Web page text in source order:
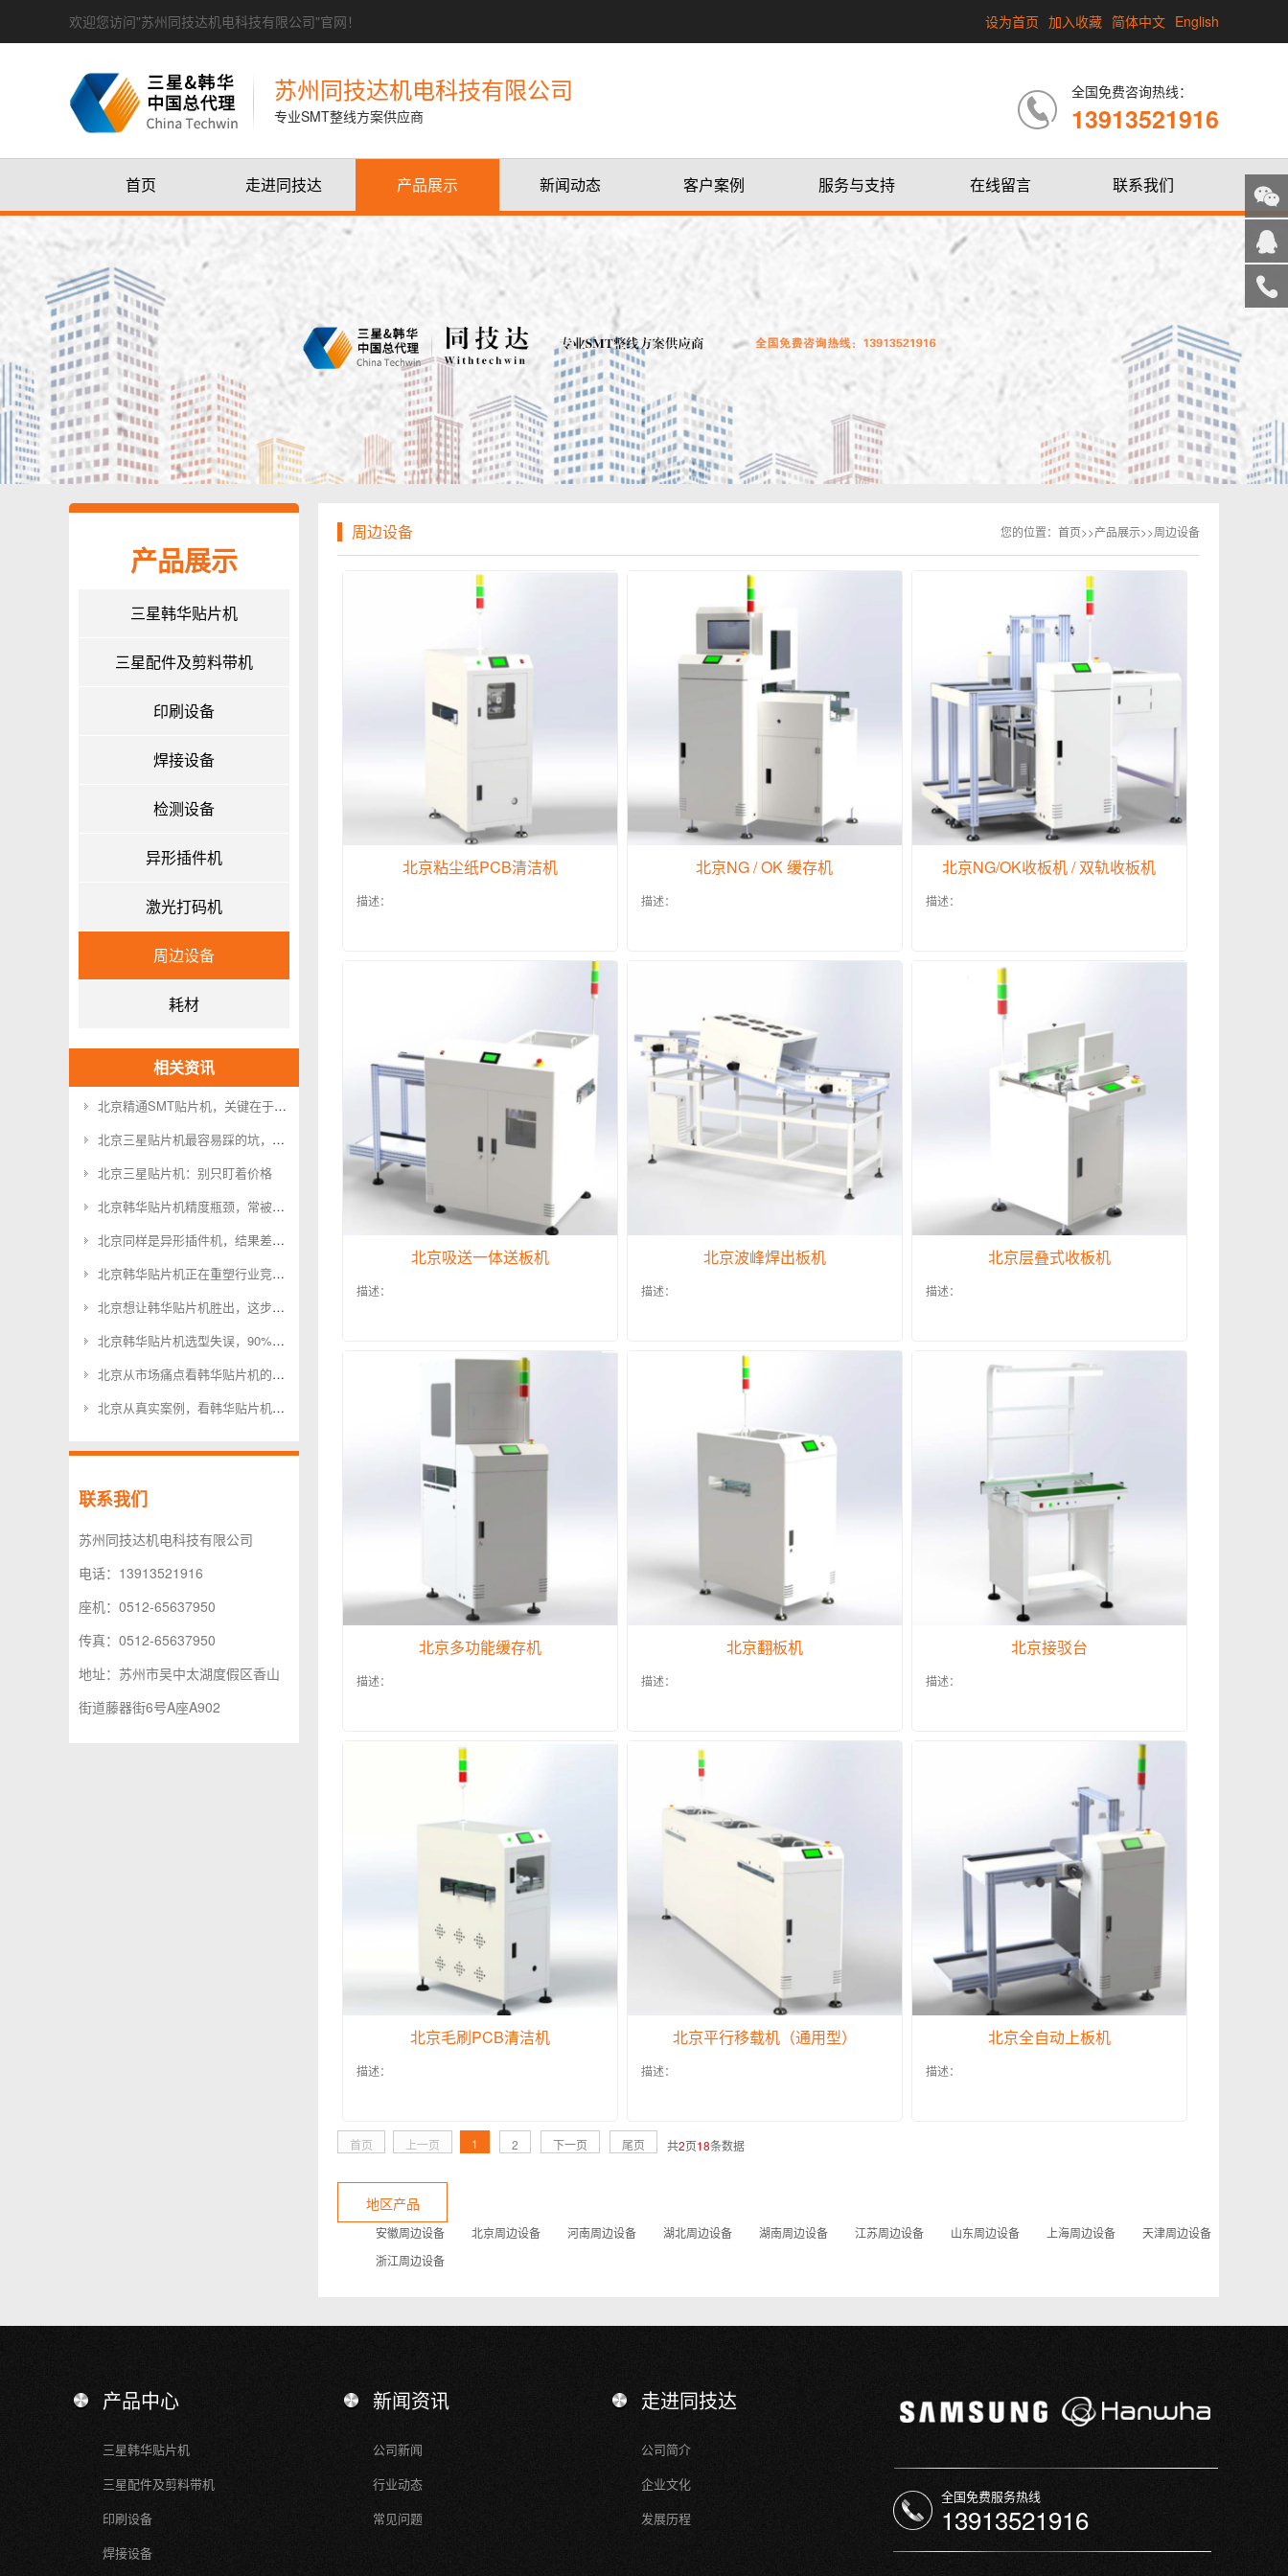
欢迎您访问"苏州同技达机电科技有限公司"官网！ 设为首页 加入收藏 简体中文 English
苏州同技达机电科技有限公司
专业SMT整线方案供应商
全国免费咨询热线：
13913521916
首页 走进同技达 产品展示 新闻动态 客户案例 服务与支持 在线留言 联系我们
产品展示
三星韩华贴片机
三星配件及剪料带机
印刷设备
焊接设备
检测设备
异形插件机
激光打码机
周边设备
耗材
相关资讯
北京精通SMT贴片机，关键在于理解这层逻辑
北京三星贴片机最容易踩的坑，你遇到过吗？
北京三星贴片机：别只盯着价格
北京韩华贴片机精度瓶颈，常被忽略的3个关键参数
北京同样是异形插件机，结果差这么多，问题在哪？
北京韩华贴片机正在重塑行业竞争格局
北京想让韩华贴片机胜出，这步棋不能少
北京韩华贴片机选型失误，90%的企业都忽略了这几点
北京从市场痛点看韩华贴片机的未来方向
北京从真实案例，看韩华贴片机的深层逻辑
联系我们
苏州同技达机电科技有限公司
电话：13913521916
座机：0512-65637950
传真：0512-65637950
地址：苏州市吴中太湖度假区香山
街道藤器街6号A座A902
周边设备 您的位置： 首页>>产品展示>>周边设备
北京粘尘纸PCB清洁机
描述：
北京NG / OK 缓存机
描述：
北京NG/OK收板机 / 双轨收板机
描述：
北京吸送一体送板机
描述：
北京波峰焊出板机
描述：
北京​层叠式收板机
描述：
北京多功能缓存机
描述：
北京翻板机
描述：
北京接驳台
描述：
北京毛刷PCB清洁机
描述：
北京平行移载机（通用型）
描述：
北京全自动上板机
描述：
首页 上一页 1 2 下一页 尾页 共2页18条数据
地区产品
安徽周边设备 北京周边设备 河南周边设备 湖北周边设备 湖南周边设备 江苏周边设备 山东周边设备 上海周边设备
天津周边设备
浙江周边设备
产品中心
三星韩华贴片机
三星配件及剪料带机
印刷设备
焊接设备
新闻资讯
公司新闻
行业动态
常见问题
走进同技达
公司简介
企业文化
发展历程
全国免费服务热线
13913521916
关注
微信
在线
客服